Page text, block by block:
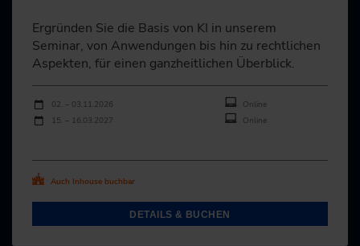
Ergründen Sie die Basis von KI in unserem
Seminar, von Anwendungen bis hin zu rechtlichen
Aspekten, für einen ganzheitlichen Überblick.
Durchführungen
Veranstaltungsdatum
02. – 03.11.2026
Online
15. – 16.03.2027
Online
Auch Inhouse buchbar
DETAILS & BUCHEN